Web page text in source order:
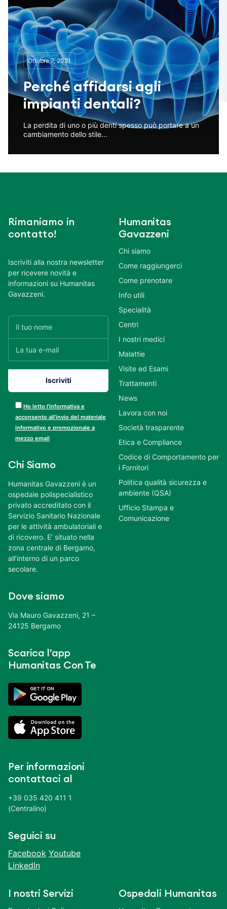
Ottobre 7, 2021
Perché affidarsi agli
impianti dentali?
La perdita di uno o più denti spesso può portare a un
cambiamento dello stile...
Rimaniamo in
contatto!
Iscriviti alla nostra newsletter
per ricevere novità e
informazioni su Humanitas
Gavazzeni.
Ho letto l’informativa e
acconsento all’invio del materiale
informativo e promozionale a
mezzo email
Chi Siamo
Humanitas Gavazzeni è un
ospedale polispecialistico
privato accreditato con il
Servizio Sanitario Nazionale
per le attività ambulatoriali e
di ricovero. E’ situato nella
zona centrale di Bergamo,
all’interno di un parco
secolare.
Dove siamo
Via Mauro Gavazzeni, 21 –
24125 Bergamo
Scarica l’app
Humanitas Con Te
Per informazioni
contattaci al
+39 035 420 411 1
(Centralino)
Seguici su
Facebook Youtube
LinkedIn
Humanitas
Gavazzeni
Chi siamo
Come raggiungerci
Come prenotare
Info utili
Specialità
Centri
I nostri medici
Malattie
Visite ed Esami
Trattamenti
News
Lavora con noi
Società trasparente
Etica e Compliance
Codice di Comportamento per
i Fornitori
Politica qualità sicurezza e
ambiente (QSA)
Ufficio Stampa e
Comunicazione
I nostri Servizi Ospedali Humanitas